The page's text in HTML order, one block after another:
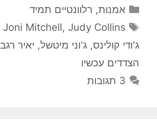
קטגוריות
אמנות, רלוונטיים תמיד
תגיות
Joni Mitchell, Judy Collins
ג'ודי קולינס, ג'וני מיטשל, יאיר רגב
הצדדים עכשיו
3 תגובות